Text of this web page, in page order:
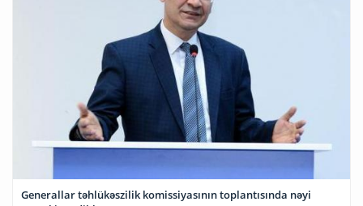
Generallar təhlükəszilik komissiyasının toplantısında nəyi